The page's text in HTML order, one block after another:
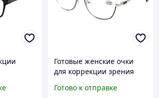
Готовые женские очки
для коррекции зрения
до -4,00
Готово к отправке